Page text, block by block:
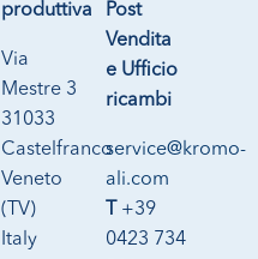
produttiva
Via
Mestre 3
31033
Castelfranco
Veneto
(TV)
Italy
Post
Vendita
e Ufficio
ricambi
service@kromo-
ali.com
T +39
0423 734